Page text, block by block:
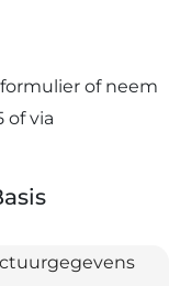
of neem
of via